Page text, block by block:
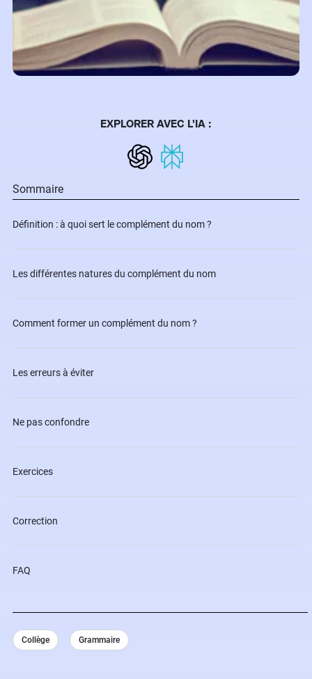
EXPLORER AVEC L'IA :
Sommaire
Définition : à quoi sert le complément du nom ?
Les différentes natures du complément du nom
Comment former un complément du nom ?
Les erreurs à éviter
Ne pas confondre
Exercices
Correction
FAQ
Collège Grammaire